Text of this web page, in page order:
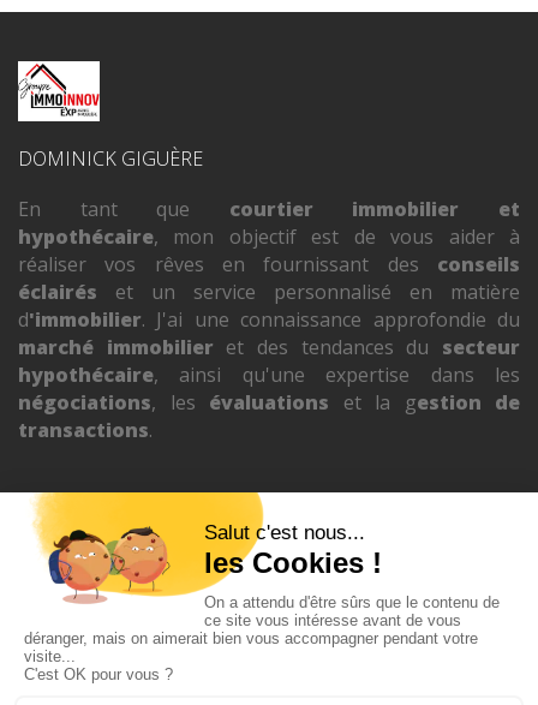
DOMINICK GIGUÈRE
En tant que courtier immobilier et
hypothécaire, mon objectif est de vous aider à
réaliser vos rêves en fournissant des conseils
éclairés et un service personnalisé en matière
d'immobilier. J'ai une connaissance approfondie du
marché immobilier et des tendances du secteur
hypothécaire, ainsi qu'une expertise dans les
négociations, les évaluations et la gestion de
transactions.
Propriétés à vendre
Appelez-nous au514-574-6962